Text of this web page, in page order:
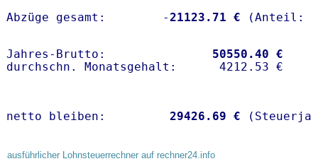
Abzüge gesamt:        -21123.71 €
Jahres-Brutto: 50550.40 €
netto bleiben: 29426.69 €
ausführlicher Lohnsteuerrechner auf rechner24.info